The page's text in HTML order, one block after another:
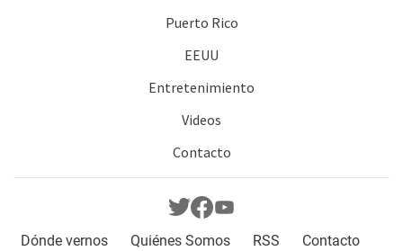
Puerto Rico
EEUU
Entretenimiento
Videos
Contacto
Dónde vernos Quiénes Somos RSS
Contacto